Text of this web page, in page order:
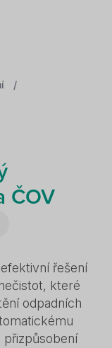
/
ČOV
řešení
které
odpadních
přizpůsobení